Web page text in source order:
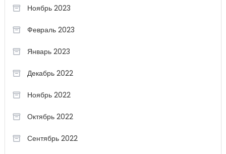
Ноябрь 2023
Февраль 2023
Январь 2023
Декабрь 2022
Ноябрь 2022
Октябрь 2022
Сентябрь 2022